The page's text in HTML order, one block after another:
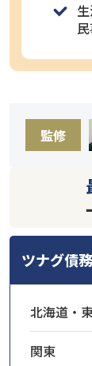
監修
ツナグ債
北海道・
関東